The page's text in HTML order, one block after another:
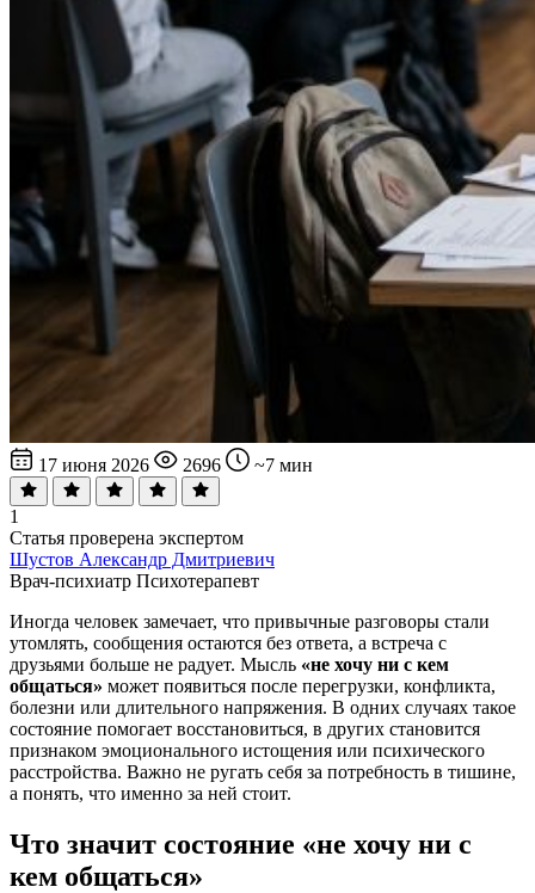
17 июня 2026 2696 ~7 мин
1
Статья проверена экспертом
Шустов Александр Дмитриевич
Врач-психиатр Психотерапевт
Иногда человек замечает, что привычные разговоры стали
утомлять, сообщения остаются без ответа, а встреча с
друзьями больше не радует. Мысль «не хочу ни с кем
общаться» может появиться после перегрузки, конфликта,
болезни или длительного напряжения. В одних случаях такое
состояние помогает восстановиться, в других становится
признаком эмоционального истощения или психического
расстройства. Важно не ругать себя за потребность в тишине,
а понять, что именно за ней стоит.
Что значит состояние «не хочу ни с
кем общаться»